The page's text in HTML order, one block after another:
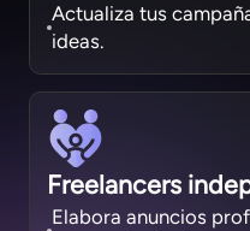
Actualiza tus
ideas.
Freelancers
Elabora anuncios